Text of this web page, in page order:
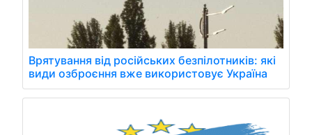
Врятування від російських безпілотників: які
види озброєння вже використовує Україна